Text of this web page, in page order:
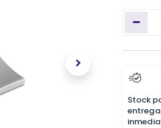
Stock
entrega